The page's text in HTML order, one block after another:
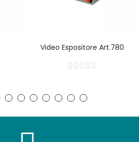
Video Espositore Art.780